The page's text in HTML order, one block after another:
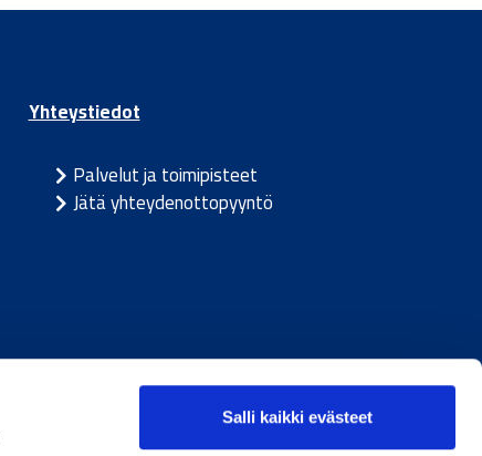
Salli kaikki evästeet
Yhteystiedot
Palvelut ja toimipisteet
Jätä yhteydenottopyyntö